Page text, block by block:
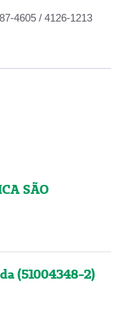
4605 / 4126-1213
SÃO
(51004348-2)